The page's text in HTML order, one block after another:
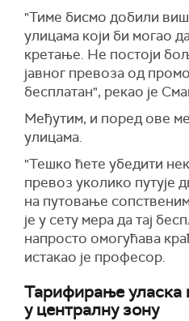
"Тиме бисмо добили
улицама који би могао
кретање. Не постоји
јавног превоза од
бесплатан", рекао је
Међутим, и поред ове
улицама.
"Тешко ћете убедити
превоз уколико путује
на путовање
је у сету мера да тај
напросто омогућава
истакао је професор.
Тарифирање уласка
у централну зону